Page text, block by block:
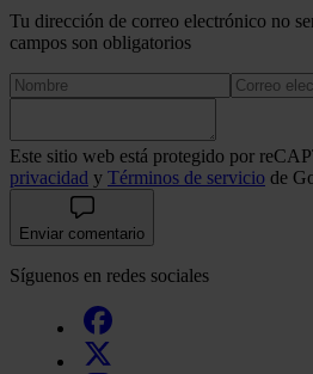
Tu dirección de correo electrónico no
campos son obligatorios
Este sitio web está protegido por
privacidad y Términos de servicio de
Enviar comentario
Síguenos en redes sociales